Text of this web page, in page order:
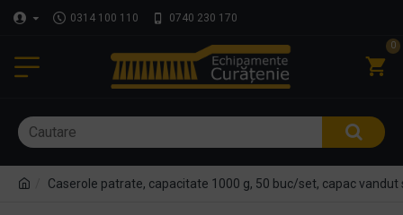
0314 100 110 0740 230 170
0
Caserole patrate, capacitate 1000 g, 50 buc/set, capac vandut